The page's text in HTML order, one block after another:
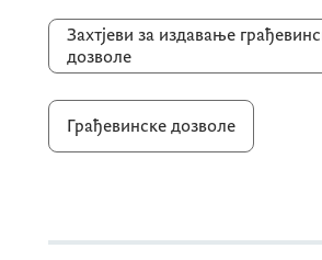
УПИ 102_44_14_2021 АД
електропреносни систем
УПИ 10_333_22_126_2 допис
УПИ 10-333/22-15/1 Црногорски
електропреносни систем АД
Захтјеви за издавање
дозволе
Грађевинске дозволе